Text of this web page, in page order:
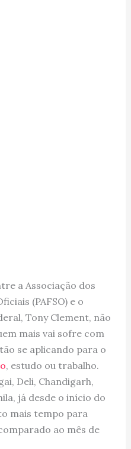
a Associação dos
(PAFSO) e o
Tony Clement, não
mais vai sofre com
se aplicando para o
, estudo ou trabalho.
Deli, Chandigarh,
já desde o início do
mais tempo para
ao mês de